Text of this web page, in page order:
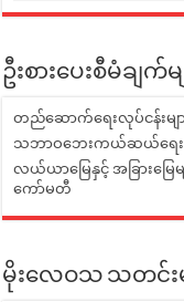
ဦးစားပေးစီမံချက်မ
တည်ဆောက်ရေးလုပ်ငန်းမျာ
သဘာဝဘေးကယ်ဆယ်ရေးလု
လယ်ယာမြေနှင့် အခြားမြေ
ကော်မတီ
မိုးလေဝသ သတင်းမ